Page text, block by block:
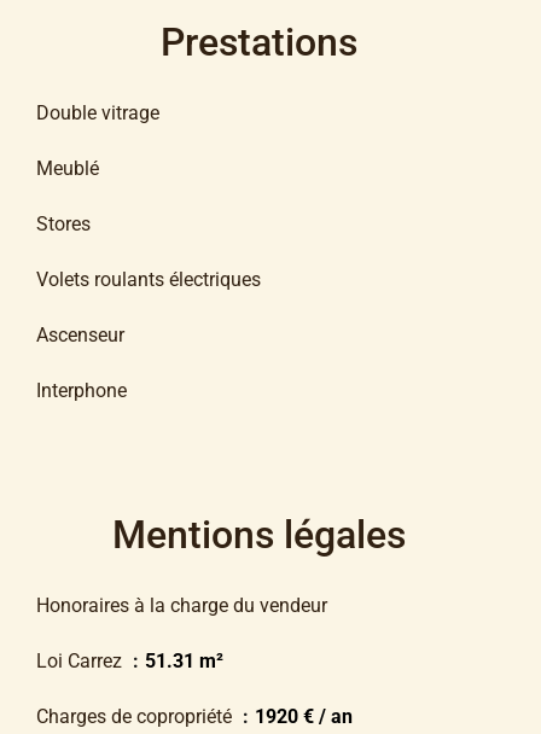
Prestations
Double vitrage
Meublé
Stores
Volets roulants électriques
Ascenseur
Interphone
Mentions légales
Honoraires à la charge du vendeur
Loi Carrez 51.31 m²
Charges de copropriété 1920 € / an